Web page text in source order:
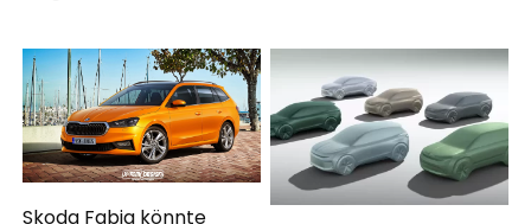
Skoda Fabia könnte